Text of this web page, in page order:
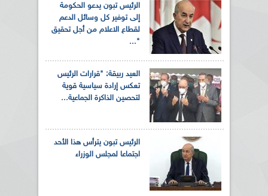
الرئيس تبون يدعو الحكومة
إلى توفير كل وسائل الدعم
لقطاع الاعلام من أجل تحقيق
"...
العيد ربيقة: "قرارات الرئيس
تعكس إرادة سياسية قوية
لتحصين الذاكرة الجماعية...
الرئيس تبون يترأس هذا الأحد
اجتماعا لمجلس الوزراء